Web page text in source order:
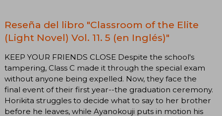
Reseña del libro "Classroom of the Elite
(Light Novel) Vol. 11. 5 (en Inglés)"
KEEP YOUR FRIENDS CLOSE Despite the school's
tampering, Class C made it through the special exam
without anyone being expelled. Now, they face the
final event of their first year--the graduation ceremony.
Horikita struggles to decide what to say to her brother
before he leaves, while Ayanokouji puts in motion his